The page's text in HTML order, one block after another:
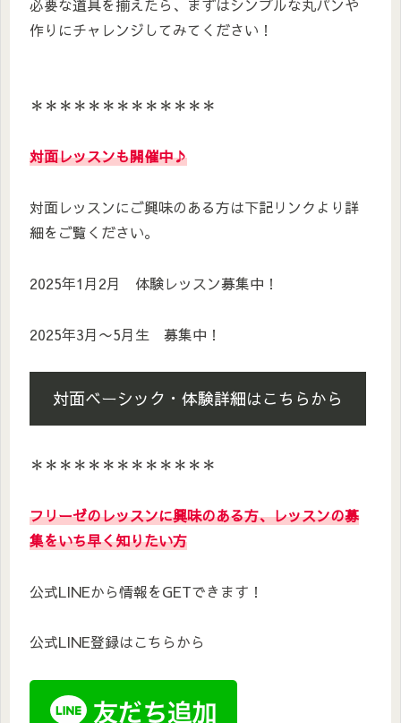
必要な道具を揃えたら、まずはシンプルな丸パンや
作りにチャレンジしてみてください！
＊＊＊＊＊＊＊＊＊＊＊＊＊
対面レッスンも開催中♪
対面レッスンにご興味のある方は下記リンクより詳
細をご覧ください。
2025年1月2月 体験レッスン募集中！
2025年3月〜5月生 募集中！
対面ベーシック・体験詳細はこちらから
＊＊＊＊＊＊＊＊＊＊＊＊＊
フリーゼのレッスンに興味のある方、レッスンの募
集をいち早く知りたい方
公式LINEから情報をGETできます！
公式LINE登録はこちらから